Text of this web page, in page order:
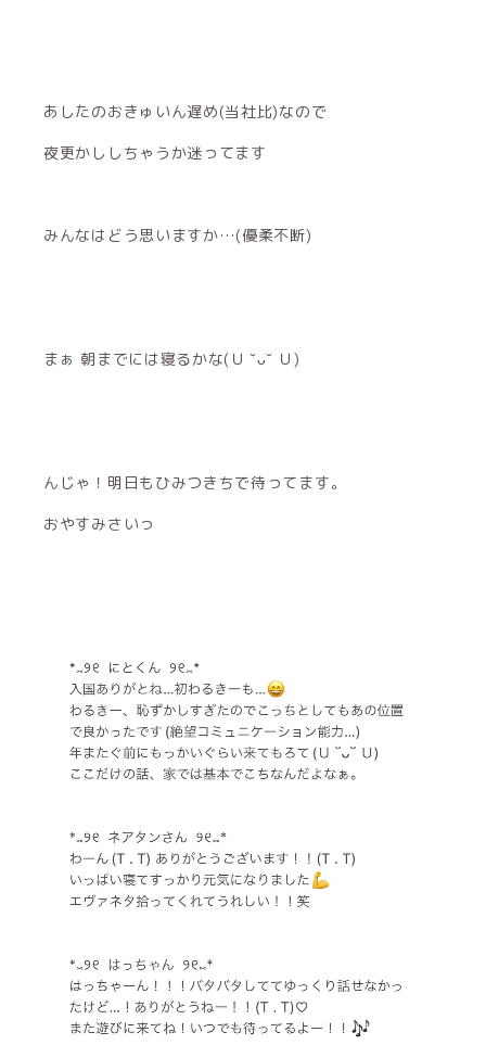
あしたのおきゅいん遅め(当社比)なので
夜更かししちゃうか迷ってます
みんなはどう思いますか…(優柔不断)
まぁ 朝までには寝るかな(Ｕ ˘ᴗ˘ Ｕ)
んじゃ！明日もひみつきちで待ってます。
おやすみさいっ